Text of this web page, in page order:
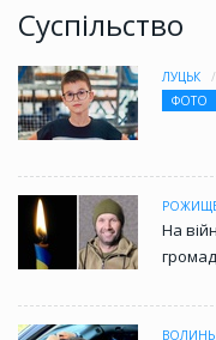
Суспільство
ЛУЦЬК
ФОТО
На
ВОЛИНЬ